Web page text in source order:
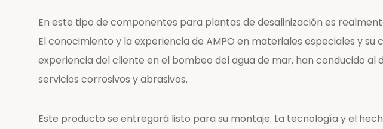
En este tipo de componentes para plantas de desalinización es
El conocimiento y la experiencia de AMPO en materiales especiales y
experiencia del cliente en el bombeo del agua de mar, han conducido
servicios corrosivos y abrasivos.
Este producto se entregará listo para su montaje. La tecnología y el